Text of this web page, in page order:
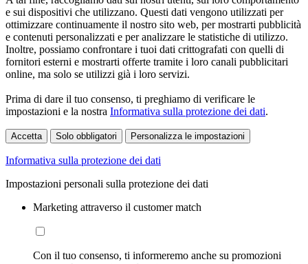
e sui dispositivi che utilizzano. Questi dati vengono utilizzati per
ottimizzare continuamente il nostro sito web, per mostrarti pubblicità
e contenuti personalizzati e per analizzare le statistiche di utilizzo.
Inoltre, possiamo confrontare i tuoi dati crittografati con quelli di
fornitori esterni e mostrarti offerte tramite i loro canali pubblicitari
online, ma solo se utilizzi già i loro servizi.
Prima di dare il tuo consenso, ti preghiamo di verificare le
impostazioni e la nostra Informativa sulla protezione dei dati.
Accetta Solo obbligatori Personalizza le impostazioni
Informativa sulla protezione dei dati
Impostazioni personali sulla protezione dei dati
Marketing attraverso il customer match
Con il tuo consenso, ti informeremo anche su promozioni